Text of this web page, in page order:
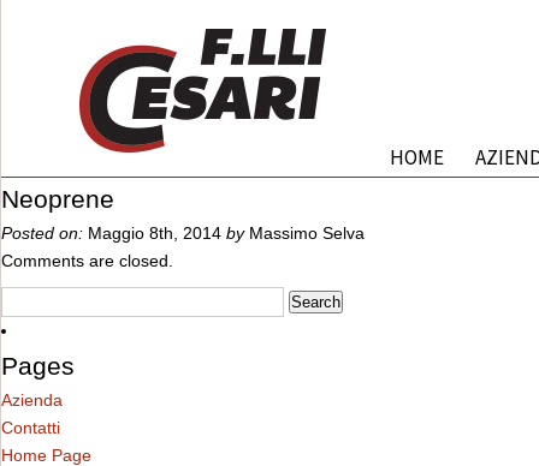
HOME
Neoprene
Posted on: Maggio 8th, 2014 byMassimo Selva
Comments are closed.
Pages
Azienda
Contatti
Home Page